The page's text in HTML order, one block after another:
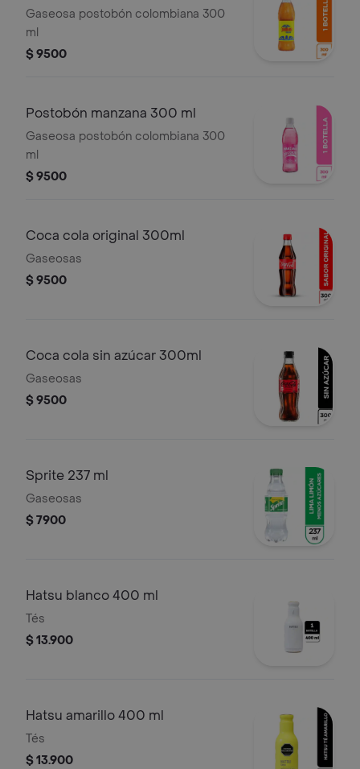
Gaseosa postobón colombiana 300
ml
$ 9500
Postobón manzana 300 ml
Gaseosa postobón colombiana 300
ml
$ 9500
Coca cola original 300ml
Gaseosas
$ 9500
Coca cola sin azúcar 300ml
Gaseosas
$ 9500
Sprite 237 ml
Gaseosas
$ 7900
Hatsu blanco 400 ml
Tés
$ 13.900
Hatsu amarillo 400 ml
Tés
$ 13.900